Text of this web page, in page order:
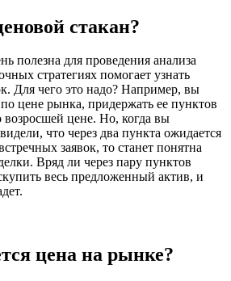
стакан?
полезна для проведения анализа
стратегиях помогает узнать
Для чего это надо? Например, вы
цене рынка, придержать ее пунктов
возросшей цене. Но, когда вы
что через два пункта ожидается
заявок, то станет понятна
Вряд ли через пару пунктов
весь предложенный актив, и
цена на рынке?